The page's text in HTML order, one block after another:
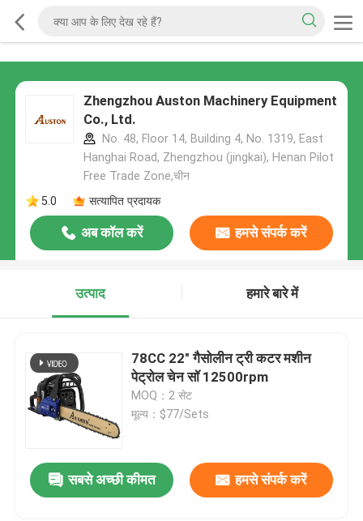
Zhengzhou Auston Machinery Equipment
Co., Ltd.
No. 48, Floor 14, Building 4, No. 1319, East
Hanghai Road, Zhengzhou (jingkai), Henan Pilot
Free Trade Zone,चीन
5.0
सत्यापित प्रदायक
अब कॉल करें हमसे संपर्क करें
उत्पाद हमारे बारे में
78CC 22" गैसोलीन ट्री कटर मशीन
पेट्रोल चेन सॉ 12500rpm
MOQ：2 सेट
मूल्य：$77/Sets
सबसे अच्छी कीमत हमसे संपर्क करें